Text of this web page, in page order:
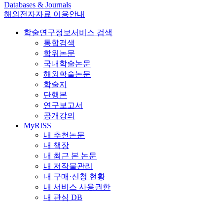
Databases & Journals
해외전자자료 이용안내
학술연구정보서비스 검색
통합검색
학위논문
국내학술논문
해외학술논문
학술지
단행본
연구보고서
공개강의
MyRISS
내 추천논문
내 책장
내 최근 본 논문
내 저작물관리
내 구매·신청 현황
내 서비스 사용권한
내 관심 DB